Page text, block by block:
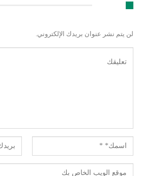
لن يتم نشر عنوان بريدك الإلكتروني.